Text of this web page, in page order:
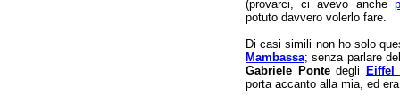
(provarci, ci avevo anche
potuto davvero volerlo fare.
Di casi simili non ho solo
Mambassa; senza parlare
Gabriele Pontedegli
Eiffel
porta accanto alla mia, ed